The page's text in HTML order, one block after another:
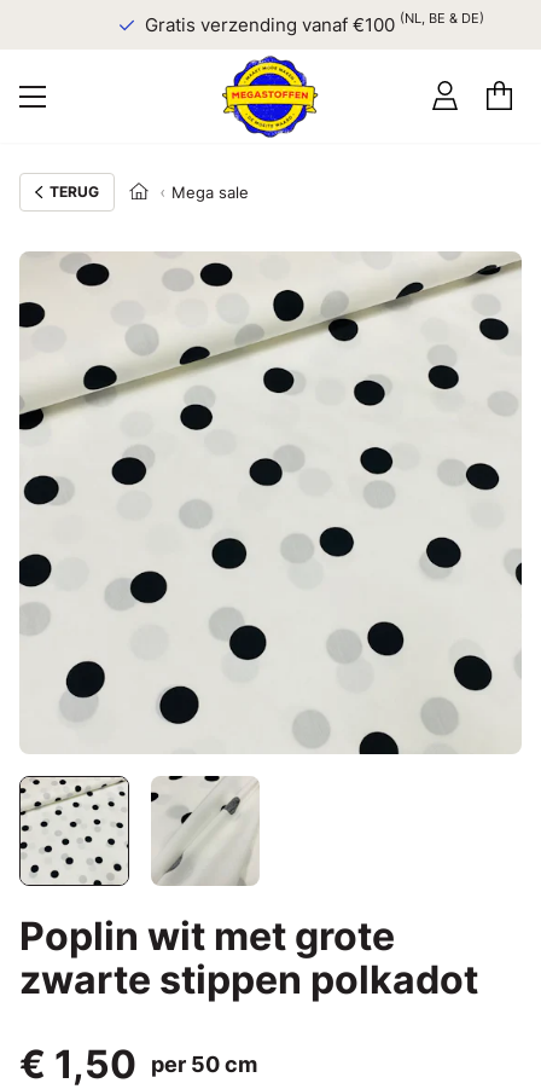
Gratis verzending vanaf €100(NL, BE & DE)
TERUG Mega sale
Poplin wit met grote
zwarte stippen polkadot
€ 1,50
per 50 cm